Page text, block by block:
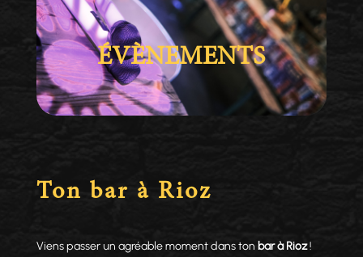
ÉVÈNEMENTS
Ton bar à Rioz
Viens passer un agréable moment dans ton bar à Rioz!